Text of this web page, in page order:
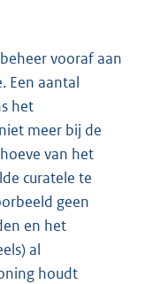
vooraf aan
Een aantal
het
meer bij de
van het
curatele te
geen
en het
al
houdt